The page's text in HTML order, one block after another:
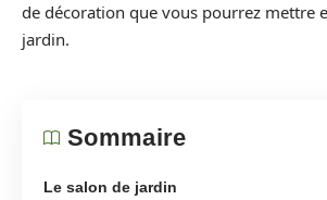
de décoration que vous pourrez mettre
jardin.
Sommaire
Le salon de jardin